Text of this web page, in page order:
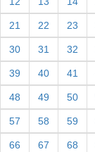
21 22 23
30 31 32
39 40 41
48 49 50
57 58 59
66 67 68